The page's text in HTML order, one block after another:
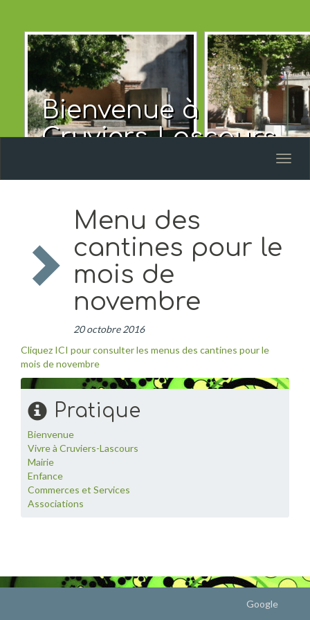
Bienvenue à
Cruviers-Lascours
Menu des
cantines pour le
mois de
novembre
20 octobre 2016
Cliquez ICI pour consulter les menus des cantines pour le
mois de novembre
Pratique
Bienvenue
Vivre à Cruviers-Lascours
Mairie
Enfance
Commerces et Services
Associations
Google